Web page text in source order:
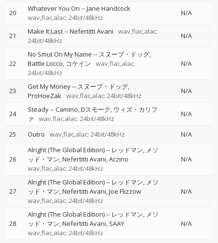
20 Whatever You On --Jane Handcock
wav,flac,alac: 24bit/48kHz
N/A
21 Make It Last--Nefertitti Avani
wav,flac,alac:
24bit/48kHz
N/A
22
No Smut On My Name -- スヌープ・ドッグ
Battle Locco コケイン
wav,flac,alac:
24bit/48kHz
N/A
23 Get My Money-- スヌープ・ドッグ
ProHoeZak wav,flac,alac: 24bit/48kHz
N/A
24 Steady--Camino Dスモーク ウィズ・カリフ
ァ
wav,flac,alac: 24bit/48kHz
N/A
25 Outro wav,flac,alac: 24bit/48kHz N/A
26
Alright (The Global Edition)-- レッドマン メソ
ッド・マン Nefertitti Avani Aczino
wav,flac,alac: 24bit/48kHz
N/A
27
Alright (The Global Edition)-- レッドマン メソ
ッド・マン Nefertitti Avani Joe Flizzow
wav,flac,alac: 24bit/48kHz
N/A
28
Alright (The Global Edition)-- レッドマン メソ
ッド・マン Nefertitti Avani SAAY
wav,flac,alac: 24bit/48kHz
N/A